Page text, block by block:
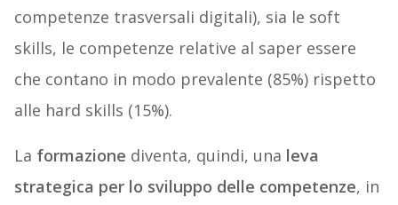
competenze trasversali digitali), sia le soft
skills, le competenze relative al saper essere
che contano in modo prevalente (85%) rispetto
alle hard skills (15%).
La formazione diventa, quindi, una leva
strategica per lo sviluppo delle competenze, in